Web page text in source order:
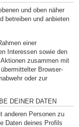
und oben näher
betreiben und anbieten
einer
Interessen sowie den
zusammen mit
Browser-
oder zur
DEINER DATEN
anderen Personen zu
Daten deines Profils